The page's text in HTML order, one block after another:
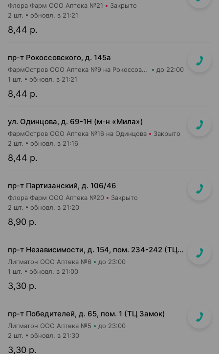
Флора Фарм ООО Аптека №21 Закрыто
8,44 р.
2 шт. обновл. в 21:21
пр-т Рокоссовского, д. 145а
ФармОстров ООО Аптека №9 на Рокоссовского до 22:00
8,44 р.
1 шт. обновл. в 21:21
ул. Одинцова, д. 69-1Н (м-н «Мила»)
ФармОстров ООО Аптека №16 на Одинцова Закрыто
8,44 р.
2 шт. обновл. в 21:16
пр-т Партизанский, д. 106/46
Флора Фарм ООО Аптека №20 Закрыто
8,90 р.
2 шт. обновл. в 21:20
пр-т Независимости, д. 154, пом. 234-242 (ТЦ Корона)
Лигматон ООО Аптека №6 до 23:00
3,30 р.
1 шт. обновл. в 21:00
пр-т Победителей, д. 65, пом. 1 (ТЦ Замок)
Лигматон ООО Аптека №5 до 23:00
3,30 р.
2 шт. обновл. в 21:30